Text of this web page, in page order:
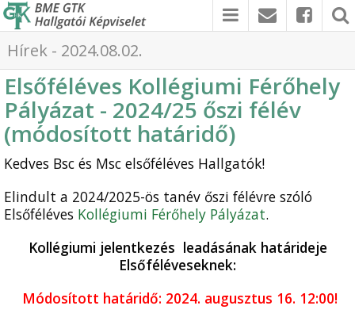
Hírek - 2024.08.02.
Elsőféléves Kollégiumi Férőhely
Pályázat - 2024/25 őszi félév
(módosított határidő)
Kedves Bsc és Msc elsőféléves Hallgatók!
Elindult a 2024/2025-ös tanév őszi félévre szóló
Elsőféléves Kollégiumi Férőhely Pályázat.
Kollégiumi jelentkezés leadásának határideje
Elsőféléveseknek:
Módosított határidő: 2024. augusztus 16. 12:00!